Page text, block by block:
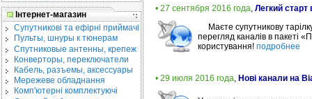
Інтернет-магазин
Cупутникові та ефірні приймачі
Пульты, шнуры к тюнерам
Спутниковые антенны, крепеж
Конверторы, переключатели
Кабель, разъемы, аксессуары
Мережеве обладнання
Комп'ютерні комплектуючі
• 27 сентября 2016 года, Легкий старт
Маєте супутникову
перегляд каналів в пакеті
користування! подробнее
• 29 июля 2016 года, Нові канали на